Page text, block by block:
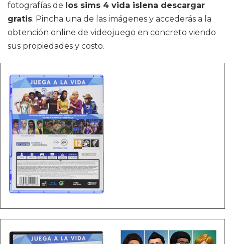
fotografías de los sims 4 vida islena descargar
gratis. Pincha una de las imágenes y accederás a la
obtención online de videojuego en concreto viendo
sus propiedades y costo.